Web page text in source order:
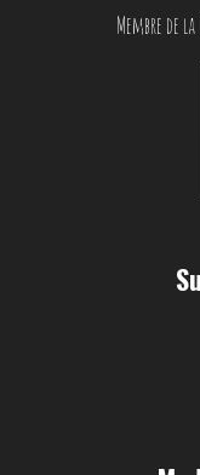
Membre de